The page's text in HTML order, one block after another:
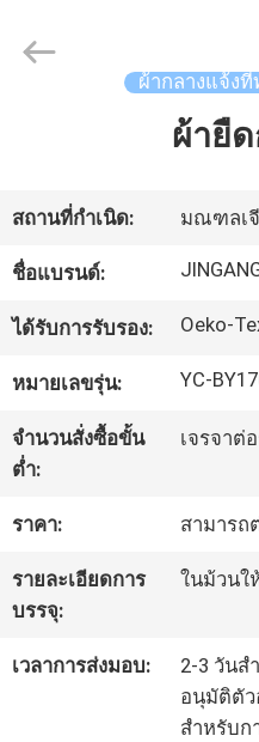
สินค้า
เกี่ยว
กับ
เรา
ทัวร์
โรงงาน
ควบคุม
2025
Suzhou
ผ้ากลางแจ้ง
ผ้ายื
สถานที่กำเนิด: มณฑลเ
ชื่อแบรนด์:
ได้รับการรับรอง: Oeko-
หมายเลขรุ่น: YC-
จำนวนสั่งซื้อขั้น
ต่ำ:
เจรจาต่
ราคา: สามารถ
รายละเอียดการ
บรรจุ:
ในม้วนใ
เวลาการส่งมอบ:
2-3 วันส
อนุมัติตัว
สำหรับก